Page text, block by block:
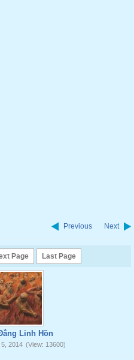
Previous Next
Page Last Page
Linh Hồn
2014 (View: 13600)